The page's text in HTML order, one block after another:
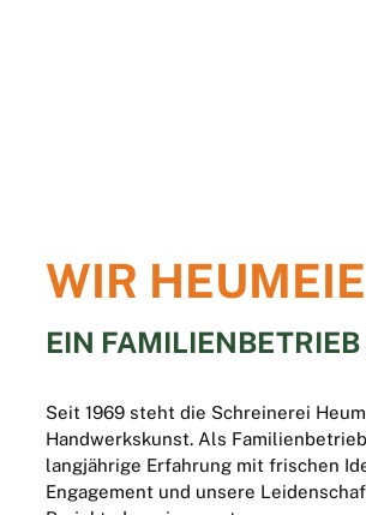
WIR
EIN
Seit 1969 steht die Schreinerei
Handwerkskunst. Als
langjährige Erfahrung mit frischen
Engagement und unsere